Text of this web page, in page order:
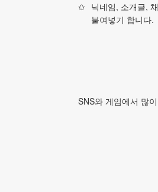
닉네임, 소개글,
붙여넣기 합니다.
SNS와 게임에서 많